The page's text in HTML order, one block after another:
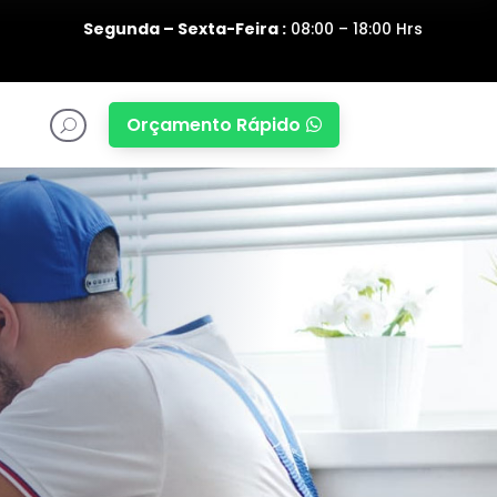
Segunda – Sexta-Feira :08:00 – 18:00 Hrs
U Orçamento Rápido 